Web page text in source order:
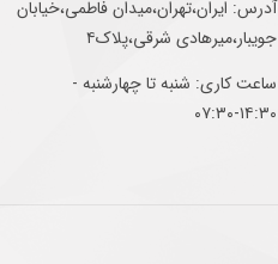
آدرس: ایران،تهران،میدان فاطمی،خیابان
جویبار،میرهادی شرقی،پلاک۴
ساعت کاری: شنبه تا چهارشنبه -
۱۴:۳۰-۰۷:۳۰